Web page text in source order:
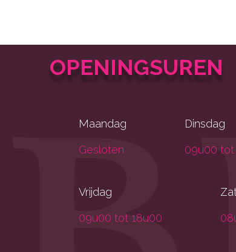
OPENINGSUREN
Maandag
Gesloten
Dinsdag
09u00 tot
Vrijdag
09u00 tot 18u00